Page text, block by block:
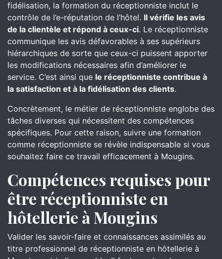
fidélisation, la formation du réceptionniste inclut le
contrôle de l’e-réputation de l’hôtel. Il vérifie les avis
de la clientèle et répond à ceux-ci. Le réceptionniste
communique les avis défavorables à ses supérieurs
hiérarchiques de sorte que ceux-ci puissent apporter
les modifications nécessaires afin d’améliorer le
service. C’est ainsi que le réceptionniste contribue à
la satisfaction et à la fidélisation des clients.
Concrètement, le métier de réceptionniste englobe des
tâches diverses qui nécessitent des compétences
spécifiques. Pour cette raison, suivre une formation
comme réceptionniste se révèle indispensable si vous
souhaitez faire ce travail efficacement à Mougins.
Compétences requises pour
être réceptionniste en
hôtellerie à Mougins
Valider les savoir-faire et connaissances assimilés au
titre professionnel de réceptionniste en hôtellerie à